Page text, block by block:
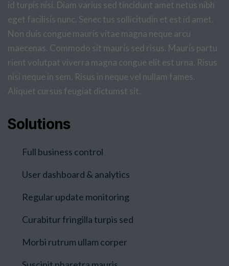
id turpis nisi. Diam varius sed tincidunt amet netus nibh
eget facilisis nunc. Senec tus sollicitudin et est id amet.
Non duis congue mauris vitae magna neque arcu
maecenas. Commodo sit mauris sed risus. Mauris partu
rient volutpat viverra magna congue elit est urna. Risus
nisi neque in sem. Risus in neque vel nullam fames.
Aliquet cursus feugiat dictumst sit.
Solutions
Full business control
User dashboard & analytics
Regular update monitoring
Curabitur fringilla turpis sed
Morbi rutrum ullam corper